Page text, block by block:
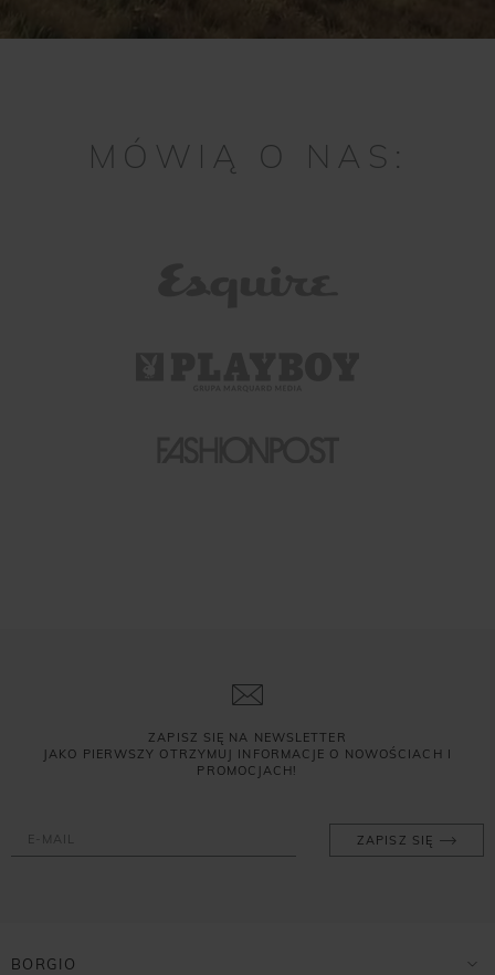
MÓWIĄ O NAS:
ZAPISZ SIĘ NA NEWSLETTER
JAKO PIERWSZY OTRZYMUJ INFORMACJE O NOWOŚCIACH I
PROMOCJACH!
ZAPISZ SIĘ
BORGIO